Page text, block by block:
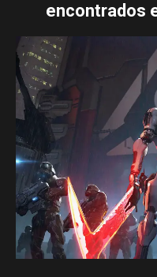
encontrados